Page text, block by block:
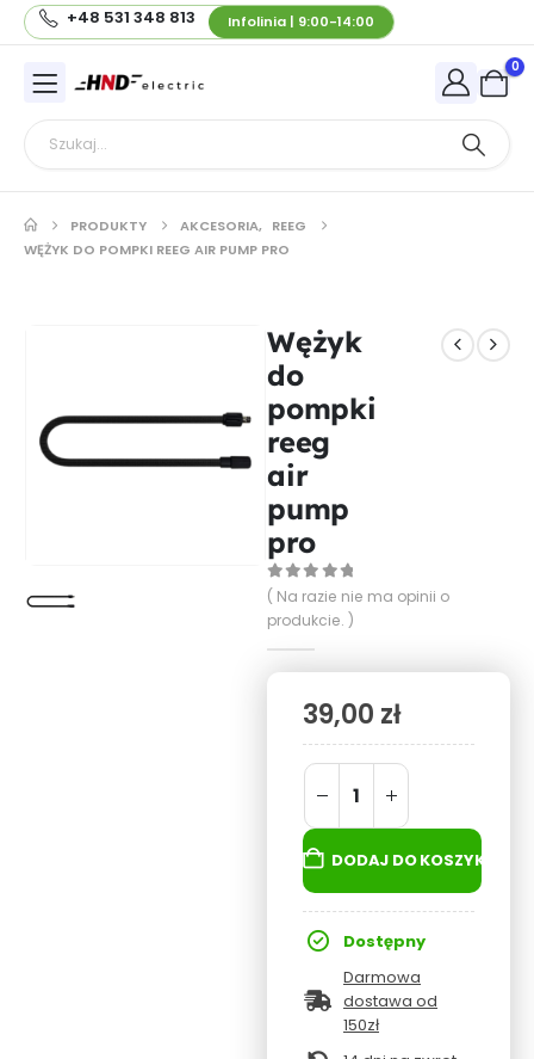
+48 531 348 813 Infolinia | 9:00-14:00
0
PRODUKTY AKCESORIA, REEG
WĘŻYK DO POMPKI REEG AIR PUMP PRO
Wężyk
do
pompki
reeg
air
pump
pro
0out of 5
( Na razie nie ma opinii o
produkcie. )
39,00 zł
DODAJ DO KOSZYKA
Dostępny
Darmowa
dostawa od
150zł